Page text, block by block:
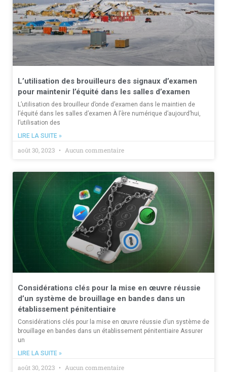
L’utilisation des brouilleurs des signaux d’examen
pour maintenir l’équité dans les salles d’examen
L’utilisation des brouilleur d’onde d’examen dans le maintien de
l’équité dans les salles d’examen À l’ère numérique d’aujourd’hui,
l’utilisation des
LIRE LA SUITE »
août 30, 2023 Aucun commentaire
Considérations clés pour la mise en œuvre réussie
d’un système de brouillage en bandes dans un
établissement pénitentiaire
Considérations clés pour la mise en œuvre réussie d’un système de
brouillage en bandes dans un établissement pénitentiaire Assurer
un
LIRE LA SUITE »
août 30, 2023 Aucun commentaire